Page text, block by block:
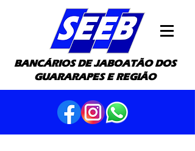
BANCÁRIOS DE JABOATÃO DOS
GUARARAPES E REGIÃO